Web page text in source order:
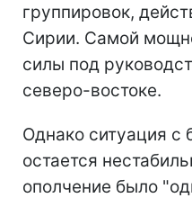
группировок,
Сирии. Самой
силы под
северо-востоке.
Однако ситуация с
остается
ополчение было